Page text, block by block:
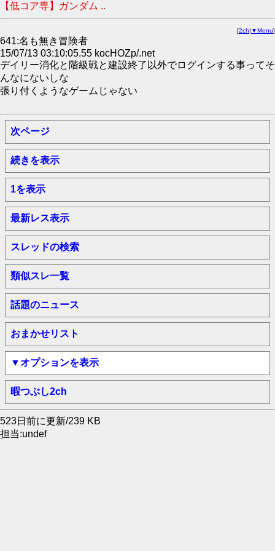
【低コア専】ガンダム ..
[2ch| ▼Menu]
641:名も無き冒険者
15/07/13 03:10:05.55 kocHOZp/.net
デイリー消化と階級戦と建設終了以外でログインする事ってそ
んなにないしな
張り付くようなゲームじゃない
次ページ
続きを表示
1を表示
最新レス表示
スレッドの検索
類似スレ一覧
話題のニュース
おまかせリスト
▼オプションを表示
暇つぶし2ch
523日前に更新/239 KB
担当:undef